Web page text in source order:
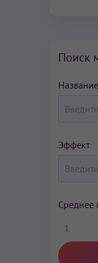
Поиск
Название
Эффект
Среднее
1